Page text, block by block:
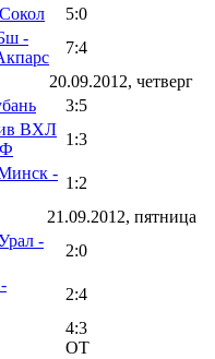
5:0
-
7:4
20.09.2012, четверг
3:5
ВХЛ
1:3
-
1:2
21.09.2012, пятница
-
2:0
2:4
4:3
ОТ